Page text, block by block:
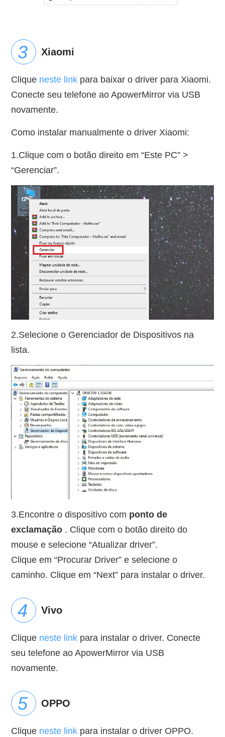
Xiaomi
Clique neste link para baixar o driver para Xiaomi.
Conecte seu telefone ao ApowerMirror via USB
novamente.
Como instalar manualmente o driver Xiaomi:
1.Clique com o botão direito em “Este PC” >
“Gerenciar”.
2.Selecione o Gerenciador de Dispositivos na
lista.
3.Encontre o dispositivo com ponto de
exclamação . Clique com o botão direito do
mouse e selecione “Atualizar driver”.
Clique em “Procurar Driver” e selecione o
caminho. Clique em “Next” para instalar o driver.
Vivo
Clique neste link para instalar o driver. Conecte
seu telefone ao ApowerMirror via USB
novamente.
OPPO
Clique neste link para instalar o driver OPPO.